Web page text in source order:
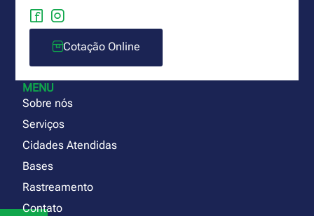
Cotação Online
MENU
Sobre nós
Serviços
Cidades Atendidas
Bases
Rastreamento
Contato